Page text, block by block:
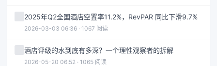
2025年Q2全国酒店空置率11.2%，RevPAR 同比下滑9.7%
2026-03-03 06:36 · 1067 阅读
酒店评级的水到底有多深？一个理性观察者的拆解
2026-05-20 06:52 · 1065 阅读